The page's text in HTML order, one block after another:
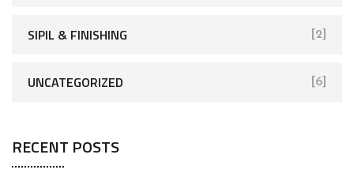
SIPIL & FINISHING [2]
UNCATEGORIZED [6]
RECENT POSTS